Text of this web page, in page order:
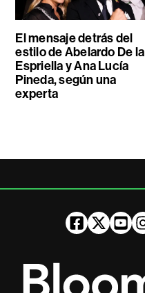
El mensaje detrás del
estilo de Abelardo De la
Espriella y Ana Lucía
Pineda, según una
experta